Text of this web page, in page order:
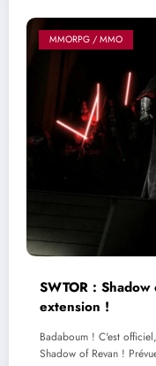
MMORPG / MMO
SWTOR :
extension !
Badaboum ! C'est
Shadow of Revan !